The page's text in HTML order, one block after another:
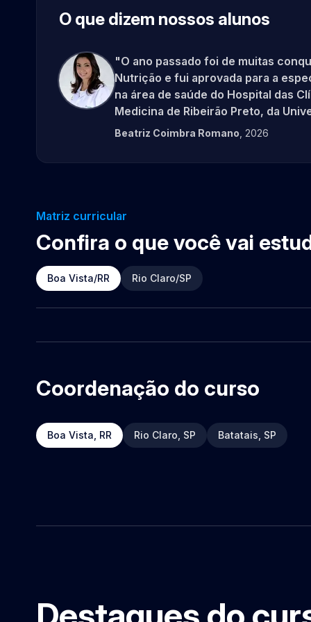
O que dizem nossos alunos
"O ano passado foi de muitas
Nutrição e fui aprovada para a
na área de saúde do Hospital das
Medicina de Ribeirão Preto, da
Depois da graduação, que foi um
diferente, afinal, o Claretiano me
participei de várias atividades,
Iniciação Científica) e outros
TCC – Trabalho de Conclusão de
O título do meu trabalho é o
pro-nobis: Uma alternativa de
como a ora-pro-nobis, para o
nutrientes, muitas vezes escassos
população, por meio dos benefícios
alimentos são a base da vida do ser
como fonte de bons nutrientes
melhorias na sociedade.
Beatriz Coimbra Romano , 2026
Matriz curricular
Confira o que você vai
Boa Vista/RR Rio Claro/SP
Coordenação do curso
Boa Vista, RR Rio Claro, SP Batatais, SP